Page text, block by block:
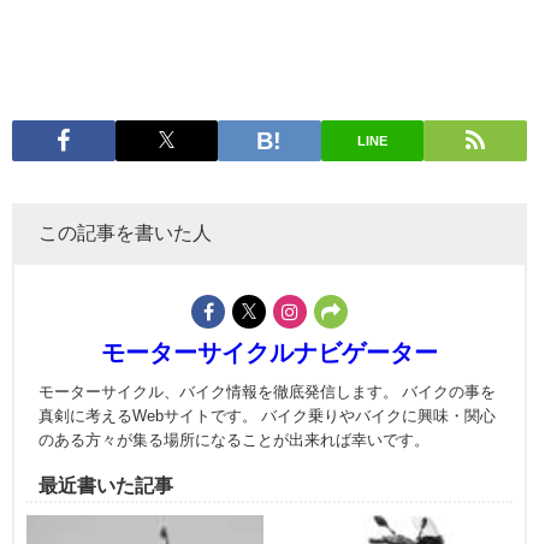
LINE
この記事を書いた人
モーターサイクルナビゲーター
モーターサイクル、バイク情報を徹底発信します。 バイクの事を
真剣に考えるWebサイトです。 バイク乗りやバイクに興味・関心
のある方々が集る場所になることが出来れば幸いです。
最近書いた記事